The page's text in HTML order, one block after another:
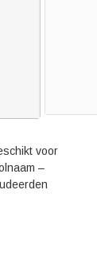
voor
–